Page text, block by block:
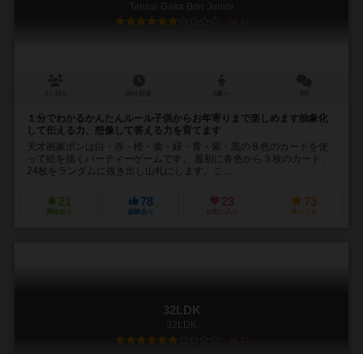
Tensai Gaka Bon Junior
6.2
１分でわかるかんたんルール子供からお年寄りまで楽しめます抽象化
して伝える力、想像して答える力を育てます
天才画家ボンは白・赤・橙・黄・緑・青・紫・黒の８色のカードを使
って絵を描くパーティーゲームです。 最初に各色から３枚のカード、
24枚をランダムに抜き出し山札にします。こ...
21
興味あり
78
経験あり
23
お気に入り
73
持ってる
32LDK
32LDK
6.3